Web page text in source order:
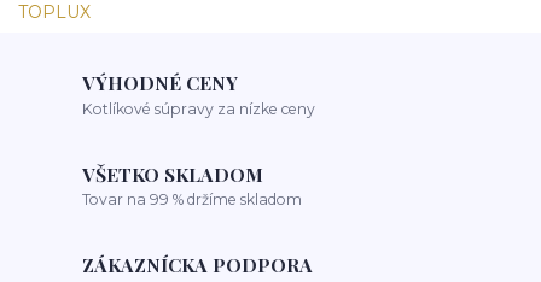
VÝHODNÉ CENY
Kotlíkové súpravy za nízke ceny
VŠETKO SKLADOM
Tovar na 99 % držíme skladom
ZÁKAZNÍCKA PODPORA